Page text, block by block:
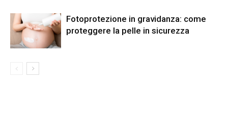
Fotoprotezione in gravidanza: come
proteggere la pelle in sicurezza